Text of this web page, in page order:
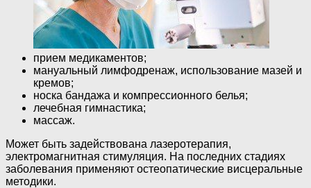
прием медикаментов;
мануальный лимфодренаж, использование мазей и
кремов;
носка бандажа и компрессионного белья;
лечебная гимнастика;
массаж.
Может быть задействована лазеротерапия,
электромагнитная стимуляция. На последних стадиях
заболевания применяют остеопатические висцеральные
методики.